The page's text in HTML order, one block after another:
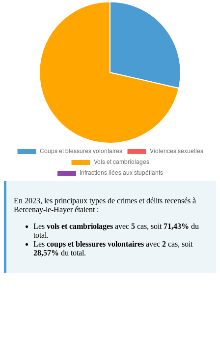
En 2023, les principaux types de crimes et délits recensés à
Bercenay-le-Hayer étaient :
Les vols et cambriolages avec 5 cas, soit 71,43% du
total.
Les coups et blessures volontaires avec 2 cas, soit
28,57% du total.